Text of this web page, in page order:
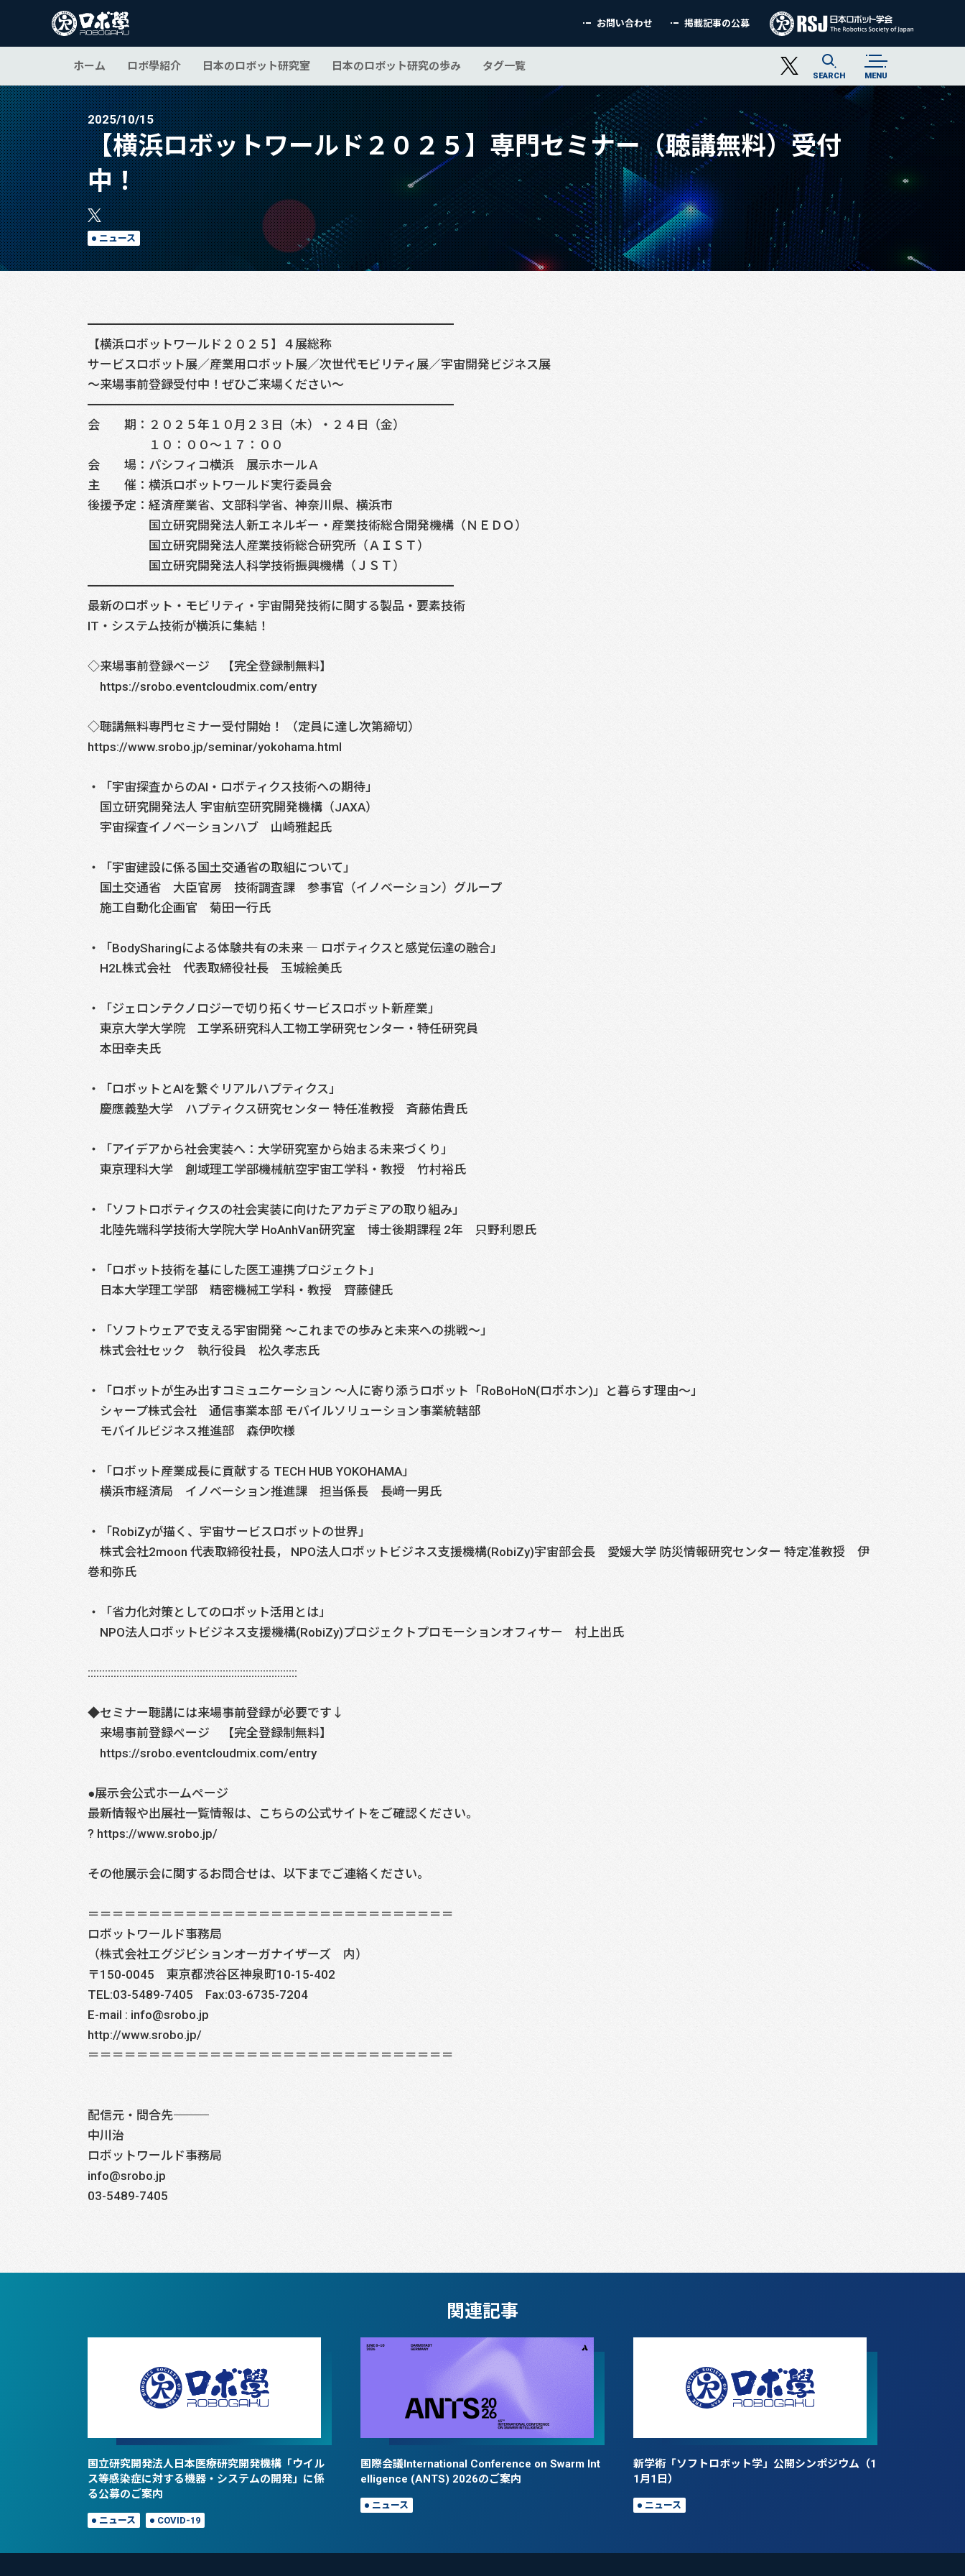
お問い合わせ 掲載記事の公募
ホーム ロボ學紹介 日本のロボット研究室 日本のロボット研究の歩み タグ一覧
SEARCH MENU
2025/10/15
【横浜ロボットワールド２０２５】専門セミナー（聴講無料）受付
中！
ニュース
━━━━━━━━━━━━━━━━━━━━━━━━━━━━━━
【横浜ロボットワールド２０２５】４展総称
サービスロボット展／産業用ロボット展／次世代モビリティ展／宇宙開発ビジネス展
～来場事前登録受付中！ぜひご来場ください～
━━━━━━━━━━━━━━━━━━━━━━━━━━━━━━
会 期：２０２５年１０月２３日（木）・２４日（金）
１０：００～１７：００
会 場：パシフィコ横浜 展示ホールＡ
主 催：横浜ロボットワールド実行委員会
後援予定：経済産業省、文部科学省、神奈川県、横浜市
国立研究開発法人新エネルギー・産業技術総合開発機構（ＮＥＤＯ）
国立研究開発法人産業技術総合研究所（ＡＩＳＴ）
国立研究開発法人科学技術振興機構（ＪＳＴ）
━━━━━━━━━━━━━━━━━━━━━━━━━━━━━━
最新のロボット・モビリティ・宇宙開発技術に関する製品・要素技術
IT・システム技術が横浜に集結！
◇来場事前登録ページ 【完全登録制無料】
https://srobo.eventcloudmix.com/entry
◇聴講無料専門セミナー受付開始！ （定員に達し次第締切）
https://www.srobo.jp/seminar/yokohama.html
・「宇宙探査からのAI・ロボティクス技術への期待」
国立研究開発法人 宇宙航空研究開発機構（JAXA）
宇宙探査イノベーションハブ 山崎雅起氏
・「宇宙建設に係る国土交通省の取組について」
国土交通省 大臣官房 技術調査課 参事官（イノベーション）グループ
施工自動化企画官 菊田一行氏
・「BodySharingによる体験共有の未来 ― ロボティクスと感覚伝達の融合」
H2L株式会社 代表取締役社長 玉城絵美氏
・「ジェロンテクノロジーで切り拓くサービスロボット新産業」
東京大学大学院 工学系研究科人工物工学研究センター・特任研究員
本田幸夫氏
・「ロボットとAIを繋ぐリアルハプティクス」
慶應義塾大学 ハプティクス研究センター 特任准教授 斉藤佑貴氏
・「アイデアから社会実装へ：大学研究室から始まる未来づくり」
東京理科大学 創域理工学部機械航空宇宙工学科・教授 竹村裕氏
・「ソフトロボティクスの社会実装に向けたアカデミアの取り組み」
北陸先端科学技術大学院大学 HoAnhVan研究室 博士後期課程 2年 只野利恩氏
・「ロボット技術を基にした医工連携プロジェクト」
日本大学理工学部 精密機械工学科・教授 齊藤健氏
・「ソフトウェアで支える宇宙開発 ～これまでの歩みと未来への挑戦～」
株式会社セック 執行役員 松久孝志氏
・「ロボットが生み出すコミュニケーション ～人に寄り添うロボット「RoBoHoN(ロボホン)」と暮らす理由～」
シャープ株式会社 通信事業本部 モバイルソリューション事業統轄部
モバイルビジネス推進部 森伊吹様
・「ロボット産業成長に貢献する TECH HUB YOKOHAMA」
横浜市経済局 イノベーション推進課 担当係長 長﨑一男氏
・「RobiZyが描く、宇宙サービスロボットの世界」
株式会社2moon 代表取締役社長， NPO法人ロボットビジネス支援機構(RobiZy)宇宙部会長 愛媛大学 防災情報研究センター 特定准教授 伊
巻和弥氏
・「省力化対策としてのロボット活用とは」
NPO法人ロボットビジネス支援機構(RobiZy)プロジェクトプロモーションオフィサー 村上出氏
:::::::::::::::::::::::::::::::::::::::::::::::::::::::::::::::::::::::::
◆セミナー聴講には来場事前登録が必要です↓
来場事前登録ページ 【完全登録制無料】
https://srobo.eventcloudmix.com/entry
●展示会公式ホームページ
最新情報や出展社一覧情報は、こちらの公式サイトをご確認ください。
? https://www.srobo.jp/
その他展示会に関するお問合せは、以下までご連絡ください。
＝＝＝＝＝＝＝＝＝＝＝＝＝＝＝＝＝＝＝＝＝＝＝＝＝＝＝＝＝＝
ロボットワールド事務局
（株式会社エグジビションオーガナイザーズ 内）
〒150-0045 東京都渋谷区神泉町10-15-402
TEL:03-5489-7405 Fax:03-6735-7204
E-mail : info@srobo.jp
http://www.srobo.jp/
＝＝＝＝＝＝＝＝＝＝＝＝＝＝＝＝＝＝＝＝＝＝＝＝＝＝＝＝＝＝
配信元・問合先――――――――――――――――――――――――――――
中川治
ロボットワールド事務局
info@srobo.jp
03-5489-7405
関連記事
国立研究開発法人日本医療研究開発機構「ウイル
ス等感染症に対する機器・システムの開発」に係
る公募のご案内
ニュース COVID-19
国際会議International Conference on Swarm Int
elligence (ANTS) 2026のご案内
ニュース
新学術「ソフトロボット学」公開シンポジウム（1
1月1日）
ニュース